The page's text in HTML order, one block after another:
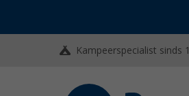
Kampeerspecialist sinds